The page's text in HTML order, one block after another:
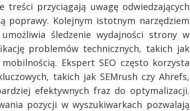
treści przyciągają uwagę odwiedzających
poprawy. Kolejnym istotnym narzędziem
śledzenie wydajności strony w
problemów technicznych, takich jak
Ekspert SEO często korzysta
takich jak SEMrush czy Ahrefs,
efektywnych fraz do optymalizacji.
pozycji w wyszukiwarkach pozwalają